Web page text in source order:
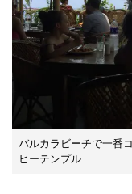
バルカラビーチで一番
ヒーテンプル